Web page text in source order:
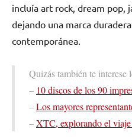
incluía art rock, dream pop,
dejando una marca
contemporánea.
Quizás también te interese
– 10 discos de los 90
–Los mayores
–XTC, explorando el